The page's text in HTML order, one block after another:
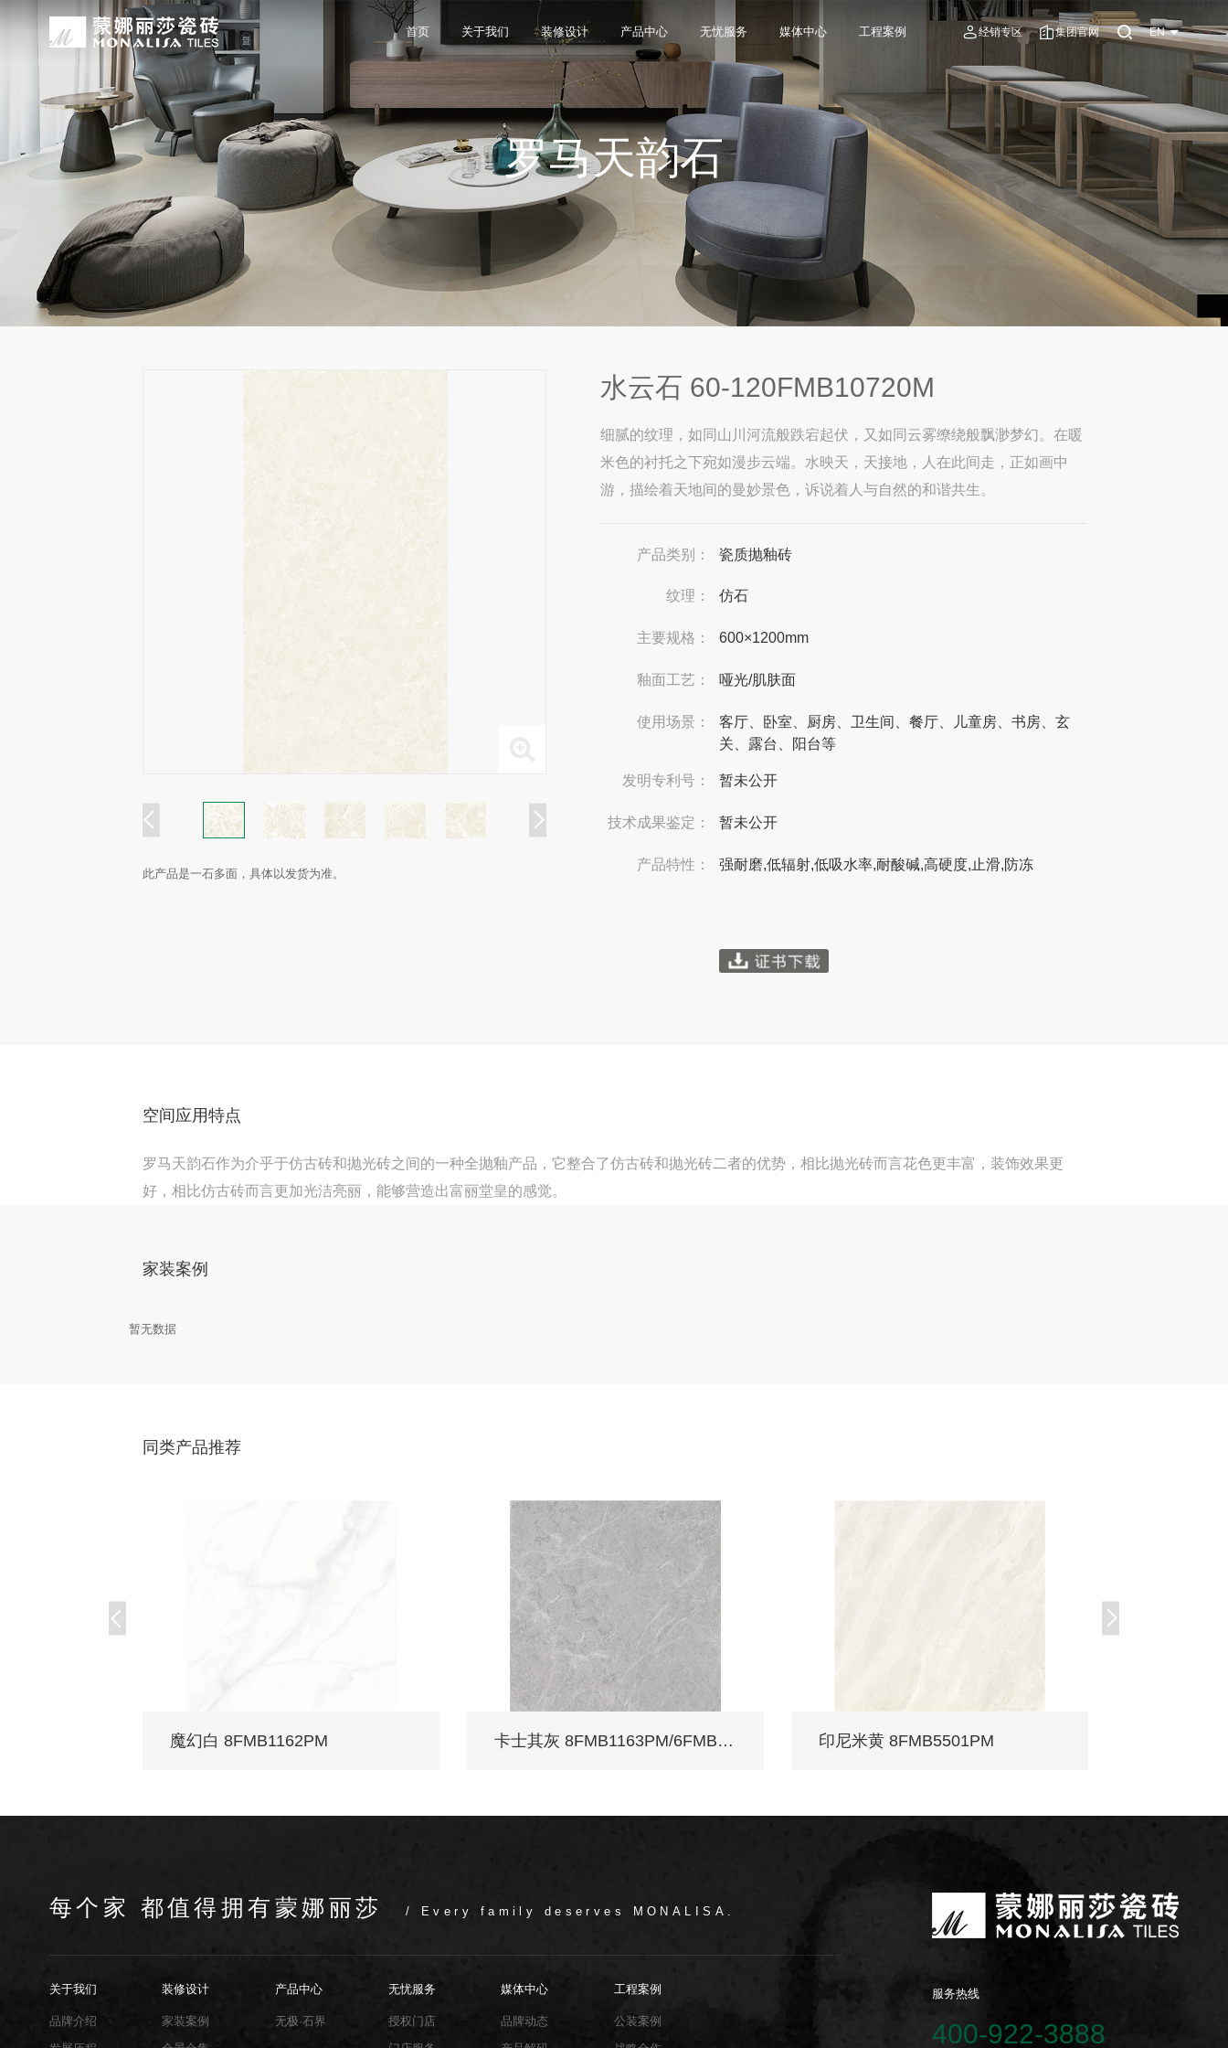
首页 关于我们
品牌介绍
发展历程
资质荣誉
行业地位
关于我们
蒙娜丽莎瓷砖品牌隶属蒙娜丽莎集团有限公司，品牌商标注册于2000年，专注于美化建筑和
生活空间，产品涵盖陶瓷砖和陶瓷薄板、大板、岩板等品类，秉承“每个家 都值得拥有蒙娜丽
莎”的品牌发展理念，将蒙娜丽莎的微笑作为营销服务的核心精神，使顾客在感受艺术化产品
的同时，享受高品质的服务所带来的精神回报，满足人们多样的生活方式需求。
装修设计
家装案例
全景合集
家装指南
装修设计
蒙娜丽莎陶瓷砖、陶瓷大板、岩板多种品类，构建起瓷砖产品全屋定制应用体系，通过上万
套家装案例的应用展示，为大家提供参考和选择。
产品中心
无极·石界 产品中心
蒙娜丽莎「無極·石界」系列遵循“无界与本真”的设计主旨，甄选全球珍稀的天然原石作为设
计蓝本，融合当代的材料应用美学，以多纹理设计、多质感工艺、多规格的动态组合打破常
规、重构空间法则，实现情绪空间的无限表达，为人们提供源源不断的美学灵感，创造无界
无极的生活空间。
无忧服务
授权门店
门店服务
网络商城
铺贴指导
瓷砖百科
无忧服务
蒙娜丽莎在全国拥有超过4000家专卖店和营销网点，打通了线上线下的营销服务渠道，为消
费者带来更多的消费与体验场景。与此同时，蒙娜丽莎对服务体系进行全新升级，推出“微笑
服务”体系以及“密缝铺贴”系统，全面打通陶瓷大板岩板销售的“最后一公里”，解决消费者家装
烦恼，实现无忧省心焕新家。
媒体中心
品牌动态
产品解码
集团新闻
媒体中心
蒙娜丽莎的微笑作为营销服务的核心精神，使顾客在感受艺术化产品的同时，享受高品质的
服务所带来的精神回报，满足人们多样的生活方式需求。
工程案例
公装案例
战略合作
工程案例
以完善的房地产战略合作管理体系，为超百家房地产企业和千万业主提供优质的产品与服
务，为陶瓷行业和房地产企业的战略合作业务树立典范。
经销专区 集团官网 EN
罗马天韵石
此产品是一石多面，具体以发货为准。
水云石 60-120FMB10720M
细腻的纹理，如同山川河流般跌宕起伏，又如同云雾缭绕般飘渺梦幻。在暖
米色的衬托之下宛如漫步云端。水映天，天接地，人在此间走，正如画中
游，描绘着天地间的曼妙景色，诉说着人与自然的和谐共生。
产品类别： 瓷质抛釉砖
纹理： 仿石
主要规格： 600×1200mm
釉面工艺： 哑光/肌肤面
使用场景：
客厅、卧室、厨房、卫生间、餐厅、儿童房、书房、玄
关、露台、阳台等
发明专利号： 暂未公开
技术成果鉴定： 暂未公开
产品特性： 强耐磨,低辐射,低吸水率,耐酸碱,高硬度,止滑,防冻
空间应用特点
罗马天韵石作为介乎于仿古砖和抛光砖之间的一种全抛釉产品，它整合了仿古砖和抛光砖二者的优势，相比抛光砖而言花色更丰富，装饰效果更
好，相比仿古砖而言更加光洁亮丽，能够营造出富丽堂皇的感觉。
家装案例
暂无数据
同类产品推荐
魔幻白 8FMB1162PM 卡士其灰 8FMB1163PM/6FMB1163PM 印尼米黄 8FMB5501PM
每个家 都值得拥有蒙娜丽莎 / Every family deserves MONALISA.
关于我们
品牌介绍
装修设计
家装案例
产品中心
无极·石界
无忧服务
授权门店
媒体中心
品牌动态
工程案例
公装案例
服务热线
400-922-3888